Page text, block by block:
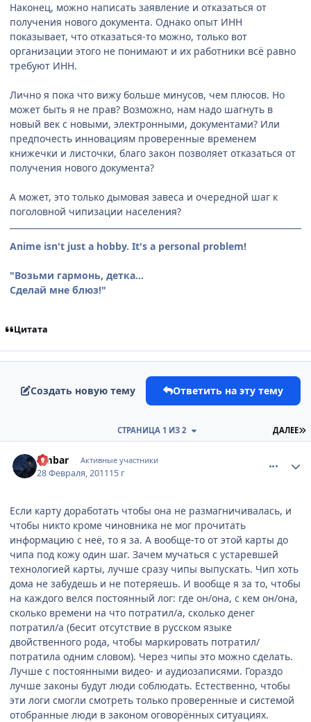
Наконец, можно написать заявление и отказаться от
получения нового документа. Однако опыт ИНН
показывает, что отказаться-то можно, только вот
организации этого не понимают и их работники всё равно
требуют ИНН.
Лично я пока что вижу больше минусов, чем плюсов. Но
может быть я не прав? Возможно, нам надо шагнуть в
новый век с новыми, электронными, документами? Или
предпочесть инновациям проверенные временем
книжечки и листочки, благо закон позволяет отказаться от
получения нового документа?
А может, это только дымовая завеса и очередной шаг к
поголовной чипизации населения?
Anime isn't just a hobby. It's a personal problem!
"Возьми гармонь, детка...
Сделай мне блюз!"
Цитата
Создать новую тему Ответить на эту тему
ДАЛЕЕ
СТРАНИЦА 1 ИЗ 2
umbar Активные участники
28 Февраля, 201115 г
Если карту доработать чтобы она не размагничивалась, и
чтобы никто кроме чиновника не мог прочитать
информацию с неё, то я за. А вообще-то от этой карты до
чипа под кожу один шаг. Зачем мучаться с устаревшей
технологией карты, лучше сразу чипы выпускать. Чип хоть
дома не забудешь и не потеряешь. И вообще я за то, чтобы
на каждого велся постоянный лог: где он/она, с кем он/она,
сколько времени на что потратил/а, сколько денег
потратил/а (бесит отсутствие в русском языке
двойственного рода, чтобы маркировать потратил/
потратила одним словом). Через чипы это можно сделать.
Лучше с постоянными видео- и аудиозаписями. Гораздо
лучше законы будут люди соблюдать. Естественно, чтобы
эти логи смогли смотреть только проверенные и системой
отобранные люди в законом оговорённых ситуациях.